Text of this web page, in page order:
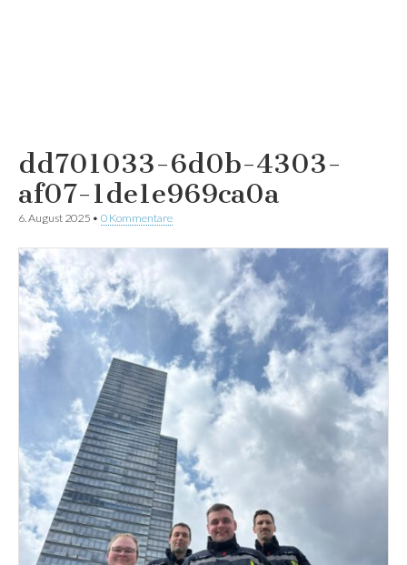
dd701033-6d0b-4303-
af07-1de1e969ca0a
6. August 2025 • 0 Kommentare